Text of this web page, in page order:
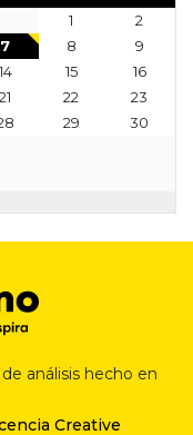
1
2
7 8
9
14 15
16
21 22
23
29
30
análisis hecho en
Creative